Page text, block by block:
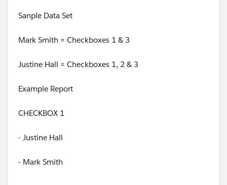
Sanple Data Set
Mark Smith = Checkboxes 1 & 3
Justine Hall = Checkboxes 1, 2 & 3
Example Report
CHECKBOX 1
- Justine Hall
- Mark Smith